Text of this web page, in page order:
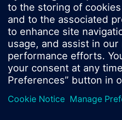
TXM1.8P
TXM1.8T
TXM1.4D3R
© Siemens Nederland N.V.
Productportfolio en prijzen